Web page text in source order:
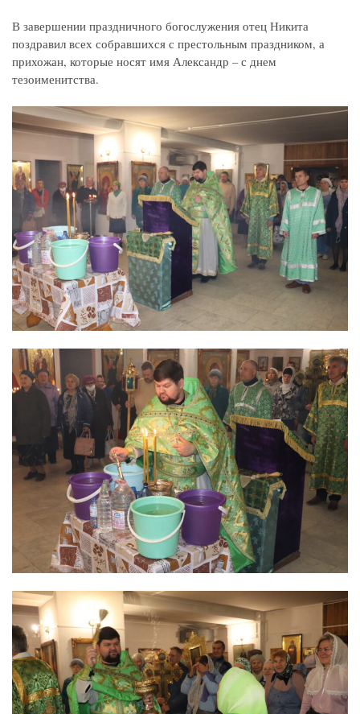
В завершении праздничного богослужения отец Никита
поздравил всех собравшихся с престольным праздником, а
прихожан, которые носят имя Александр – с днем
тезоименитства.